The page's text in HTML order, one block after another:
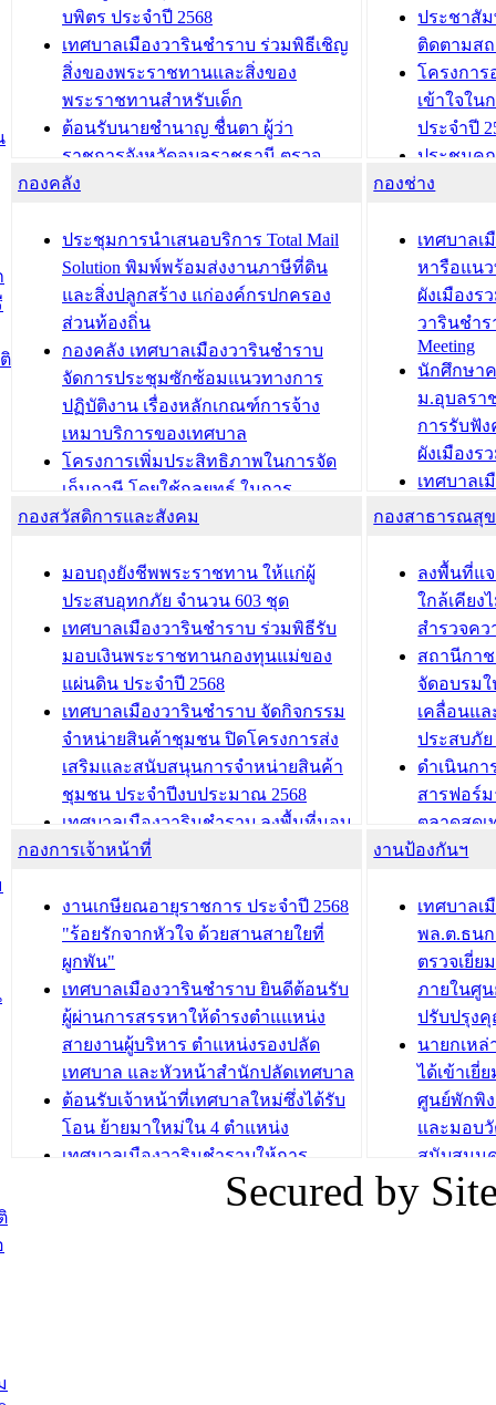
บพิตร ประจำปี 2568
เทศบาลเมืองวารินชำราบ ร่วมพิธีเชิญ
สิ่งของพระราชทานและสิ่งของ
พระราชทานสำหรับเด็ก
ต้อนรับนายชำนาญ ชื่นตา ผู้ว่า
ราชการจังหวัดอุบลราชธานี ตรวจ
ความเรียบร้อยของสถานที่ในการเตรี
องคมนตรี
สำนักทะเบียนท้องถิ่นเทศบาลเมือง
วารินชำราบ ดำเนินการมอบทะเบียน
บ้าน ทร.14 และบัตรประจำตัว
ประชาชนบุคคลประเภท 8 แก่บุคคลที่
ได้รับการเพิ่มชื่อในทะเบียนบ้าน
(ท.ร.14) กรณีคนไม่มีสัญชาติไทยได้รับ
อนุญาตให้มีถิ่นที่อยู่
ประชุมคณะกรรมการประเมินผลการ
ควบคุมภายในของ สำนัก/กอง/
โรงเรียน/ศูนย์พัฒนาเด็กเล็ก/สถานธนา
บทความ อื่นๆ ...
ประชาสัม
ติดตามส
โครงกา
เข้าใจใน
ประจำปี
ประชุมค
ความเสี่ย
ประชุมที
ชีวา สร้า
ขับเคลื่อน
“เมืองแห่
บทความ อื่นๆ ...
กองคลัง
ประชุมการนำเสนอบริการ Total Mail
Solution พิมพ์พร้อมส่งงานภาษีที่ดิน
และสิ่งปลูกสร้าง แก่องค์กรปกครอง
ส่วนท้องถิ่น
กองคลัง เทศบาลเมืองวารินชำราบ
จัดการประชุมซักซ้อมแนวทางการ
ปฏิบัติงาน เรื่องหลักเกณฑ์การจ้าง
เหมาบริการของเทศบาล
โครงการเพิ่มประสิทธิภาพในการจัด
เก็บภาษี โดยใช้กลยุทธ์ ในการ
พัฒนาการจัดเก็บรายได้ ประจำปี พ.ศ.
เทศบาลเมืองวารินชำราบ ร่วมการ
ประชุมวิชาการระดับนานาชาติและ
นิทรรศการด้านนวัตกรรมท้องถิ่น 2568
และรับรางวัลทีมนักวิจัยดีเด่นจาก
นวัตกรรมโครงการทะเบียนภาษีป้าย
ประชุมผู้เช่าอาคารพาณิชย์ บริเวณ
ถนนเกษมสุขและถนนประทุมเทพภักดี
บทความ อื่นๆ ...
กองช่าง
เทศบาลเ
หารือแน
ผังเมืองร
วารินชำร
Meeting
นักศึกษา
ม.อุบลรา
การรับฟั
ผังเมืองร
เทศบาลเ
โครงการ
เทศบาล
รับฟังคว
ผังเมือง
วารินชำ
เทศบาล
ซักซ้อมแ
ประโยช
บทความ อื่นๆ ...
กองสวัสดิการและสังคม
มอบถุงยังชีพพระราชทาน ให้แก่ผู้
ประสบอุทกภัย จำนวน 603 ชุด
เทศบาลเมืองวารินชำราบ ร่วมพิธีรับ
มอบเงินพระราชทานกองทุนแม่ของ
แผ่นดิน ประจำปี 2568
เทศบาลเมืองวารินชำราบ จัดกิจกรรม
จำหน่ายสินค้าชุมชน ปิดโครงการส่ง
เสริมและสนับสนุนการจำหน่ายสินค้า
ชุมชน ประจำปีงบประมาณ 2568
เทศบาลเมืองวารินชำราบ ลงพื้นที่มอบ
น้ำดื่มแก่ผู้พักอาศัย ณ ศูนย์พักพิง
กองสวัสดิการสังคม เทศบาลเมือง
วารินชำราบ จัดโครงการอบรมอาชีพ
ระยะสั้น ประจำปี 2568 (หลักสูตรการ
ถักทอผลิตภัณฑ์จากถุงพลาสติก)
บทความ อื่นๆ ...
กองสาธารณสุ
ลงพื้นที่แ
ใกล้เคียง
สำรวจค
สถานีกา
จัดอบรม
เคลื่อนแ
ประสบภั
ดำเนินกา
สารฟอร์
ตลาดสดเ
วารินชำร
ถนนแก่เ
เด็กเล็ก
เทศบาลเ
ปรึกษาห
วัยของอ
บทความ อื่นๆ ...
กองการเจ้าหน้าที่
งานเกษียณอายุราชการ ประจำปี 2568
"ร้อยรักจากหัวใจ ด้วยสานสายใยที่
ผูกพัน"
เทศบาลเมืองวารินชำราบ ยินดีต้อนรับ
ผู้ผ่านการสรรหาให้ดำรงตำแแหน่ง
สายงานผู้บริหาร ตำแหน่งรองปลัด
เทศบาล และหัวหน้าสำนักปลัดเทศบาล
ต้อนรับเจ้าหน้าที่เทศบาลใหม่ซึ่งได้รับ
โอน ย้ายมาใหม่ใน 4 ตำแหน่ง
เทศบาลเมืองวารินชำราบให้การ
ต้อนรับพนักงานเทศบาลผู้ผ่านการ
สรรหาให้ดำรงตำแหน่งสายงานผู้
งานป้องกันฯ
เทศบาลเ
พล.ต.ธน
ตรวจเยี่ย
ภายในศู
ปรับปรุง
นายกเห
ได้เข้าเยี่
ศูนย์พักพิ
และมอบ
สนับสนุน
ภัยน้ำท่วม
ภาพบรร
Secured by